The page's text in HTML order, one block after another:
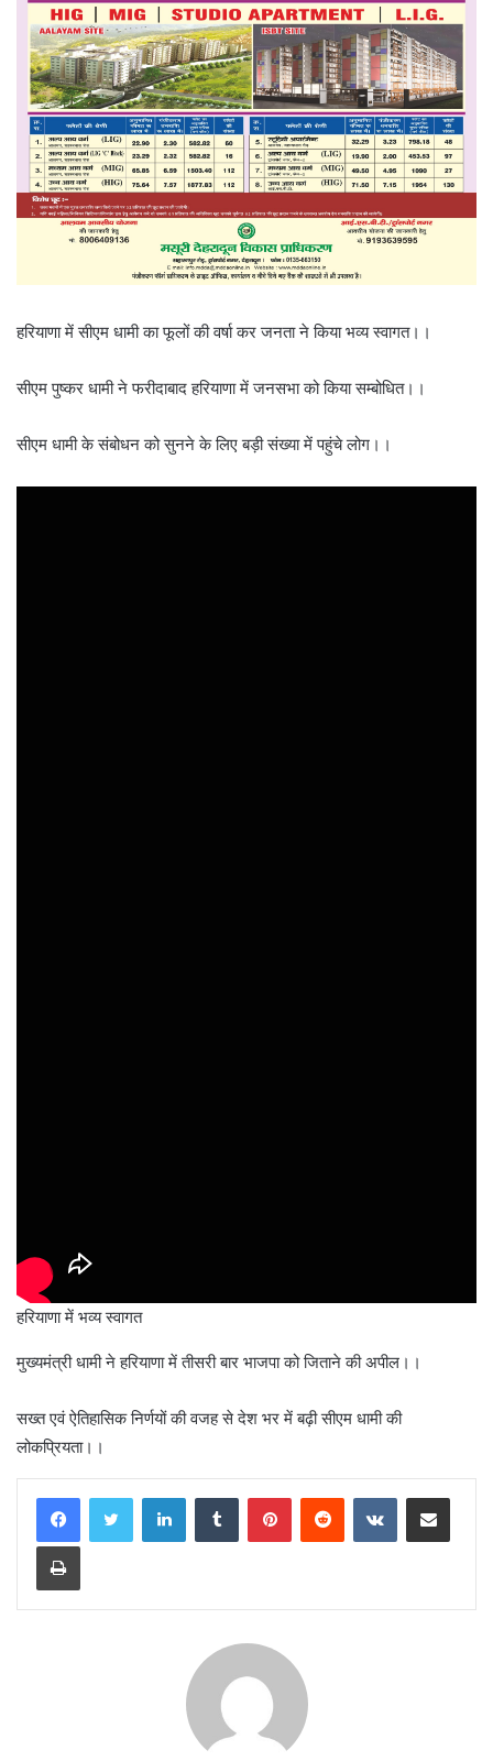
हरियाणा में सीएम धामी का फूलों की वर्षा कर जनता ने किया भव्य स्वागत।।
सीएम पुष्कर धामी ने फरीदाबाद हरियाणा में जनसभा को किया सम्बोधित।।
सीएम धामी के संबोधन को सुनने के लिए बड़ी संख्या में पहुंचे लोग।।
हरियाणा में भव्य स्वागत
मुख्यमंत्री धामी ने हरियाणा में तीसरी बार भाजपा को जिताने की अपील।।
सख्त एवं ऐतिहासिक निर्णयों की वजह से देश भर में बढ़ी सीएम धामी की
लोकप्रियता।।
LinkedInTumblr PinterestReddit VKontakteShare via Email
Print